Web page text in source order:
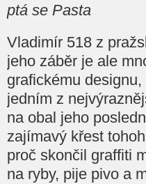
ptá se Pasta
Vladimír 518 z
jeho záběr je ale
grafickému
jedním z
na obal jeho
zajímavý křest
proč skončil graffiti
na ryby, pije pivo a